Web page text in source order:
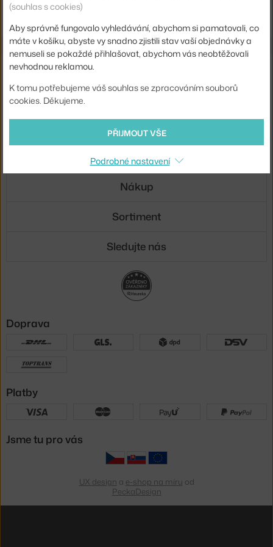
Shopping from the EU? Switch to
(souhlas s cookies)
Aby správně fungovalo vyhledávání, abychom si pamatovali, co
máte v košíku, abyste vy snadno zjistili stav vaší objednávky a
nemuseli se pokaždé přihlašovat, abychom vás neobtěžovali
nevhodnou reklamou.
K tomu potřebujeme váš souhlas se zpracováním souborů
cookies. Děkujeme.
PŘIJMOUT VŠE
Podrobné nastavení
Novinky e-mailem
Přihlášením souhlasíte sezpracováním osobních údajů.
O nás
Nákup
Sortiment
Sledujte nás
Doprava
Platby
Jsme tu pro vás
UX design a e-shop na míru od
PeckaDesign